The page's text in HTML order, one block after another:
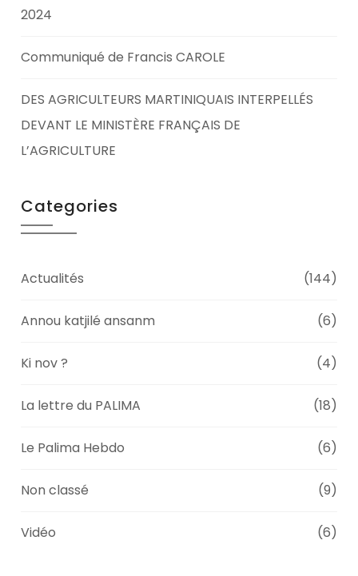
2024
Communiqué de Francis CAROLE
DES AGRICULTEURS MARTINIQUAIS INTERPELLÉS
DEVANT LE MINISTÈRE FRANÇAIS DE
L’AGRICULTURE
Categories
Actualités (144)
Annou katjilé ansanm (6)
Ki nov ? (4)
La lettre du PALIMA (18)
Le Palima Hebdo (6)
Non classé (9)
Vidéo (6)